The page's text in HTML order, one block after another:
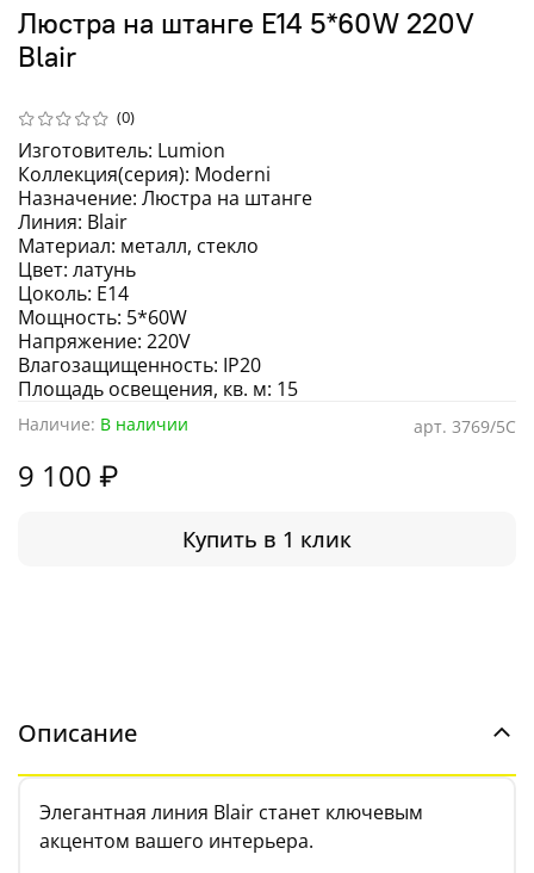
(0)
арт. 3769/5C
Наличие: В наличии
Люстра на штанге E14 5*60W 220V
Blair
9 100 ₽
Купить в 1 клик
Изготовитель: Lumion
Коллекция(серия): Moderni
Назначение: Люстра на штанге
Линия: Blair
Материал: металл, стекло
Цвет: латунь
Цоколь: E14
Мощность: 5*60W
Напряжение: 220V
Влагозащищенность: IP20
Площадь освещения, кв. м: 15
Описание
Элегантная линия Blair станет ключевым
акцентом вашего интерьера.